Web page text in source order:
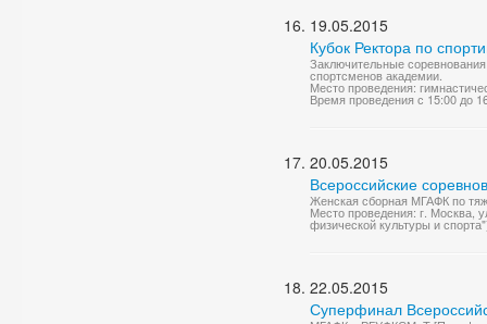
19.05.2015
Кубок Ректора по
Заключительные
спортсменов академии.
Место проведения:
Время проведения с 15:00 до
20.05.2015
Всероссийские
Женская сборная МГАФК по
Место проведения: г. Москва,
физической культуры и
22.05.2015
Суперфинал